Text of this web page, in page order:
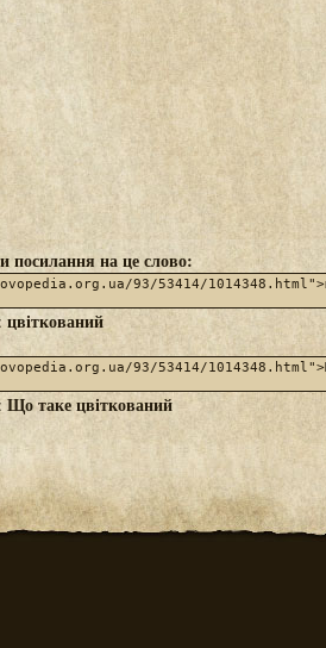
посилання на це слово:
цвіткований
Що таке цвіткований